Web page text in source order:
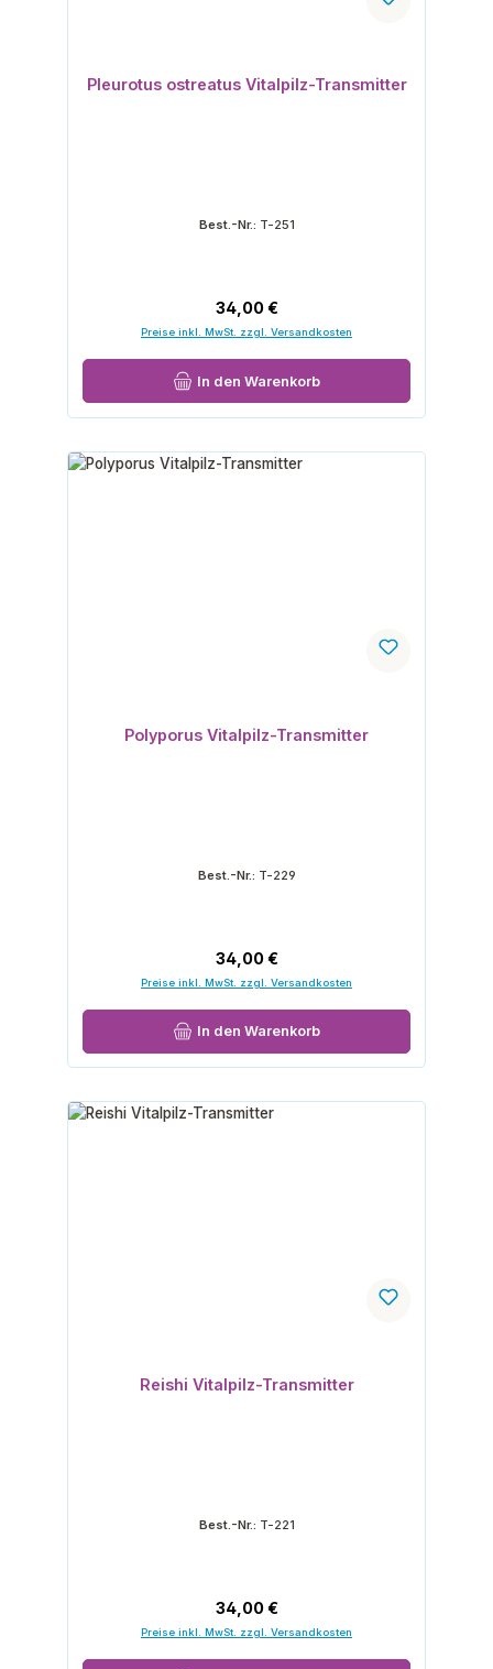
Pleurotus ostreatus Vitalpilz-Transmitter
Best.-Nr.: T-251
Regulärer Preis:
34,00 €
Preise inkl. MwSt. zzgl. Versandkosten
In den Warenkorb
Polyporus Vitalpilz-Transmitter
Best.-Nr.: T-229
Regulärer Preis:
34,00 €
Preise inkl. MwSt. zzgl. Versandkosten
In den Warenkorb
Reishi Vitalpilz-Transmitter
Best.-Nr.: T-221
Regulärer Preis:
34,00 €
Preise inkl. MwSt. zzgl. Versandkosten